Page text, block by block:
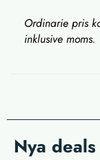
Ordinarie pris
inklusive moms.
Nya deals